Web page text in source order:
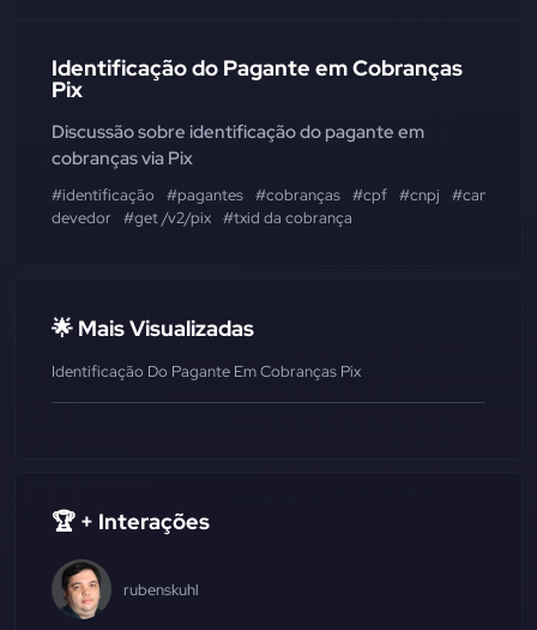
Identificação do Pagante em Cobranças
Pix
Discussão sobre identificação do pagante em
cobranças via Pix
#identificação #pagantes #cobranças #cpf #cnpj
#campo
devedor
#get /v2/pix #txid da cobrança
🌟 Mais Visualizadas
Identificação Do Pagante Em Cobranças Pix
🏆 + Interações
rubenskuhl